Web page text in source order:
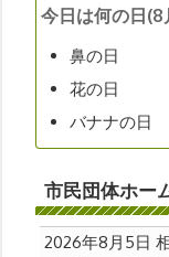
今日は何の日(8
鼻の日
花の日
バナナの日
市民団体ホー
2026年8月5日